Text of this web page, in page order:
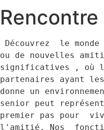
ou de nouvelles
significatives , où
partenaires ayant
donne un
senior peut
premier pas pour
l'amitié. Nos